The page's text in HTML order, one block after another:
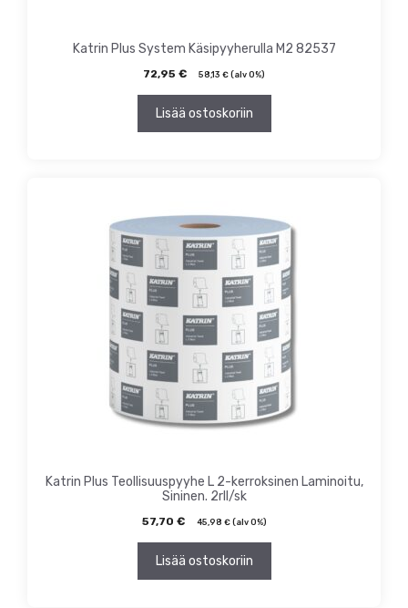
Katrin Plus System Käsipyyherulla M2 82537
72,95 € 58,13 € (alv 0%)
Lisää ostoskoriin
Katrin Plus Teollisuuspyyhe L 2-kerroksinen Laminoitu,
Sininen. 2rll/sk
57,70 € 45,98 €(alv 0%)
Lisää ostoskoriin